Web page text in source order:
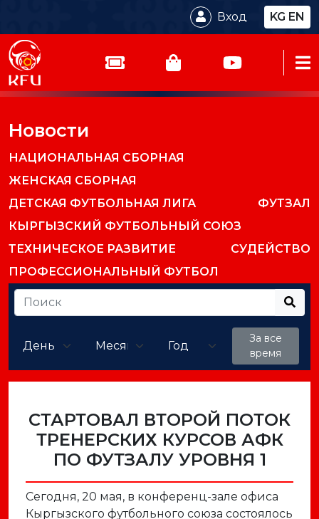
Вход KG EN
Новости
НАЦИОНАЛЬНАЯ СБОРНАЯ
ЖЕНСКАЯ СБОРНАЯ
ДЕТСКАЯ ФУТБОЛЬНАЯ ЛИГА
ФУТЗАЛ
КЫРГЫЗСКИЙ ФУТБОЛЬНЫЙ СОЮЗ
ТЕХНИЧЕСКОЕ РАЗВИТИЕ
СУДЕЙСТВО
ПРОФЕССИОНАЛЬНЫЙ ФУТБОЛ
За все
время
СТАРТОВАЛ ВТОРОЙ ПОТОК
ТРЕНЕРСКИХ КУРСОВ АФК
ПО ФУТЗАЛУ УРОВНЯ 1
Сегодня, 20 мая, в конференц-зале офиса
Кыргызского футбольного союза состоялось